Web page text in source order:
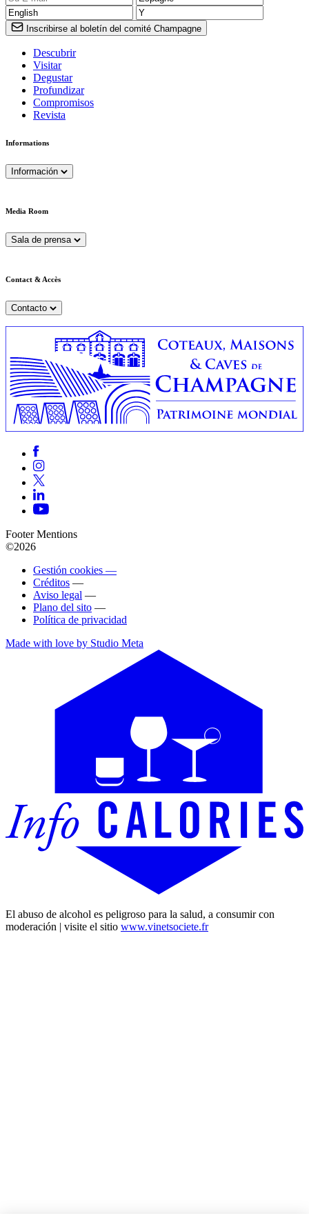
Inscribirse al boletín del comité Champagne
Descubrir
Visitar
Degustar
Profundizar
Compromisos
Revista
Informations
Información
Media Room
Sala de prensa
Contact & Accès
Contacto
Footer Mentions
©2026
Gestión cookies —
Créditos —
Aviso legal —
Plano del sito —
Política de privacidad
Made with love by Studio Meta
El abuso de alcohol es peligroso para la salud, a consumir con
moderación | visite el sitio www.vinetsociete.fr